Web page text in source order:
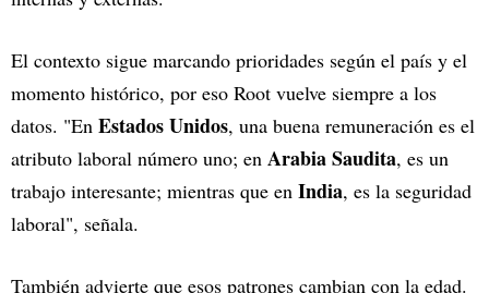
El contexto sigue marcando prioridades según el país y el
momento histórico, por eso Root vuelve siempre a los
datos. "En Estados Unidos, una buena remuneración es el
atributo laboral número uno; en Arabia Saudita, es un
trabajo interesante; mientras que en India, es la seguridad
laboral", señala.
También advierte que esos patrones cambian con la edad.